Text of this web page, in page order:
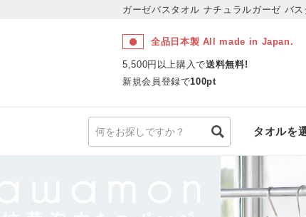
ガーゼバスタオル ナチュラルガーゼ バス
全品日本製 All made in Japan.
5,500円以上購入で送料無料!
新規会員登録で100pt
タオルを